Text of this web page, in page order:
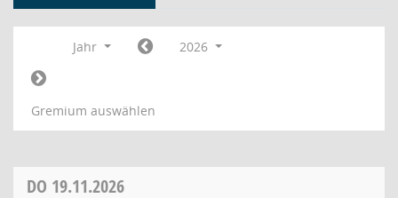
Jahr 2026
Gremium auswählen
DO 19.11.2026